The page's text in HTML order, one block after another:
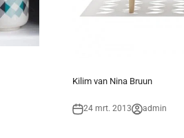
Kilim van Nina Bruun
24 mrt. 2013 admin